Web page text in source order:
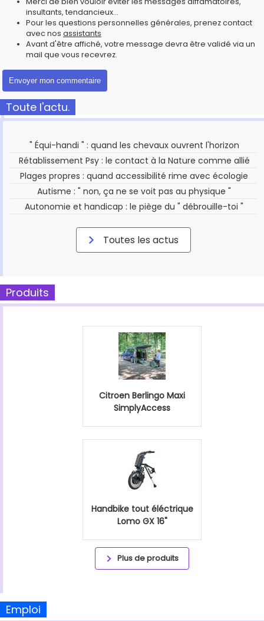
insultants, tendancieux...
Pour les questions personnelles générales, prenez contact
avec nos assistants
Avant d'être affiché, votre message devra être validé via un
mail que vous recevrez.
Toute l'actu.
" Équi-handi " : quand les chevaux ouvrent l'horizon
Rétablissement Psy : le contact à la Nature comme allié
Plages propres : quand accessibilité rime avec écologie
Autisme : " non, ça ne se voit pas au physique "
Autonomie et handicap : le piège du " débrouille-toi "
Toutes les actus
Produits
Citroen Berlingo Maxi
SimplyAccess
Handbike tout éléctrique
Lomo GX 16"
Plus de produits
Emploi